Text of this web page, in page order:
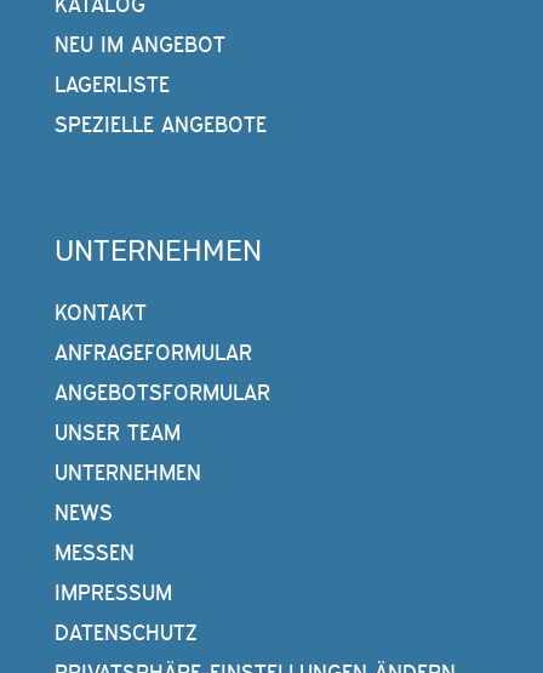
NEU IM ANGEBOT
LAGERLISTE
SPEZIELLE ANGEBOTE
UNTERNEHMEN
KONTAKT
ANFRAGEFORMULAR
ANGEBOTSFORMULAR
UNSER TEAM
UNTERNEHMEN
NEWS
MESSEN
IMPRESSUM
DATENSCHUTZ